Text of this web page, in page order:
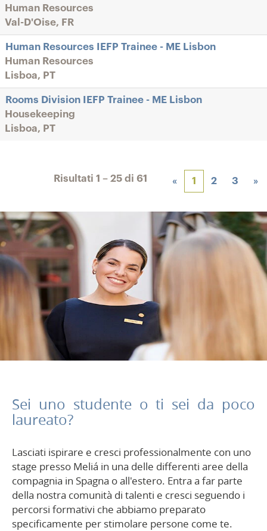
Human Resources
Val-D'Oise, FR
Human Resources IEFP Trainee - ME Lisbon
Human Resources
Lisboa, PT
Rooms Division IEFP Trainee - ME Lisbon
Housekeeping
Lisboa, PT
Risultati 1 – 25 di 61 « 1 2 3 »
Sei uno studente o ti sei da poco
laureato?
Lasciati ispirare e cresci professionalmente con uno
stage presso Meliá in una delle differenti aree della
compagnia in Spagna o all'estero. Entra a far parte
della nostra comunità di talenti e cresci seguendo i
percorsi formativi che abbiamo preparato
specificamente per stimolare persone come te.